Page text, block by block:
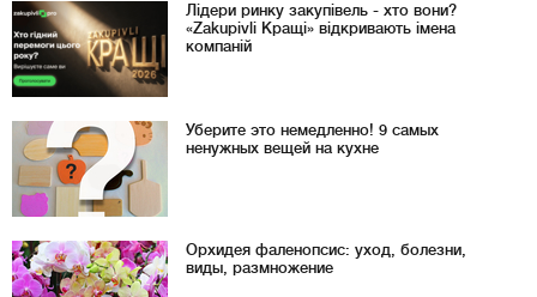
Лідери ринку закупівель - хто вони?
«Zakupivli Кращі» відкривають імена
компаній
Уберите это немедленно! 9 самых
ненужных вещей на кухне
Орхидея фаленопсис: уход, болезни,
виды, размножение